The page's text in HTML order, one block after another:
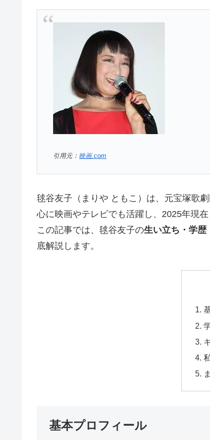
引用元： 映画.com
毬谷友子（まりや ともこ）は、元宝塚歌
心に映画やテレビでも活躍し、2025年現在
この記事では、毬谷友子の生い立ち・学歴
底解説します。
基本プロフィール